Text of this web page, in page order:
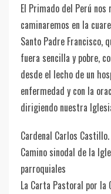
El Primado del Perú
caminaremos en la
Santo Padre Francisco,
fuera sencilla y pobre,
desde el lecho de un
enfermedad y con la
dirigiendo nuestra
Cardenal Carlos Castillo.
Camino sinodal de la
parroquiales
La Carta Pastoral por la